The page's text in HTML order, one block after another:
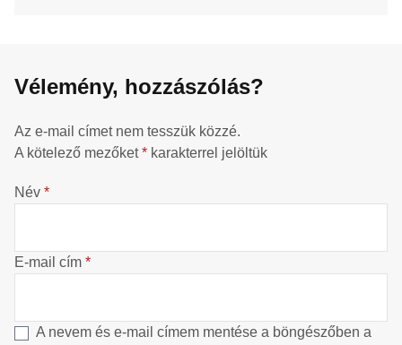
Vélemény, hozzászólás?
Az e-mail címet nem tesszük közzé.
A kötelező mezőket* karakterrel jelöltük
Név *
E-mail cím *
A nevem és e-mail címem mentése a böngészőben a